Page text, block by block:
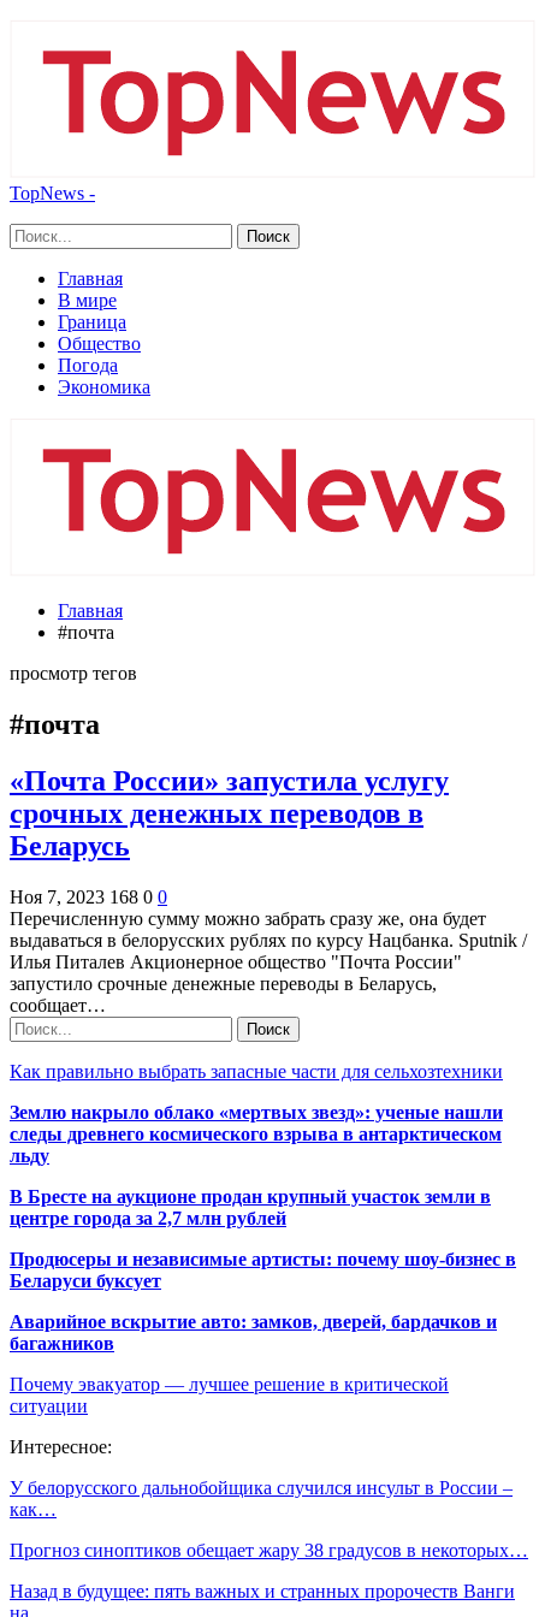
TopNews -
Главная
В мире
Граница
Общество
Погода
Экономика
Главная
#почта
просмотр тегов
#почта
«Почта России» запустила услугу
срочных денежных переводов в
Беларусь
Ноя 7, 2023 168 0 0
Перечисленную сумму можно забрать сразу же, она будет
выдаваться в белорусских рублях по курсу Нацбанка. Sputnik /
Илья Питалев Акционерное общество "Почта России"
запустило срочные денежные переводы в Беларусь,
сообщает…
Как правильно выбрать запасные части для сельхозтехники
Землю накрыло облако «мертвых звезд»: ученые нашли
следы древнего космического взрыва в антарктическом
льду
В Бресте на аукционе продан крупный участок земли в
центре города за 2,7 млн рублей
Продюсеры и независимые артисты: почему шоу-бизнес в
Беларуси буксует
Аварийное вскрытие авто: замков, дверей, бардачков и
багажников
Почему эвакуатор — лучшее решение в критической
ситуации
Интересное:
У белорусского дальнобойщика случился инсульт в России –
как…
Прогноз синоптиков обещает жару 38 градусов в некоторых…
Назад в будущее: пять важных и странных пророчеств Ванги
на…